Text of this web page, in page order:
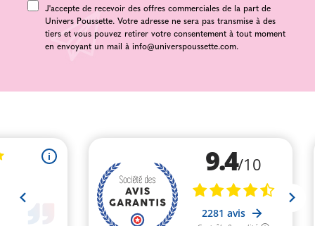
J'accepte de recevoir des offres commerciales de la part de
Univers Poussette. Votre adresse ne sera pas transmise à des
tiers et vous pouvez retirer votre consentement à tout moment
en envoyant un mail à info@universpoussette.com.